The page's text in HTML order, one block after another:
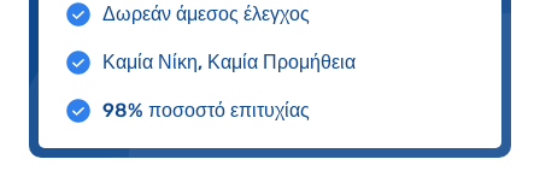
Δωρεάν άμεσος έλεγχος
Καμία Νίκη, Καμία Προμήθεια
98% ποσοστό επιτυχίας